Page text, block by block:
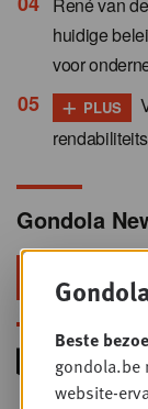
huidige
voor
+ PLUS
Gondola
Blijf voorop
Beste
gondola.be
website-